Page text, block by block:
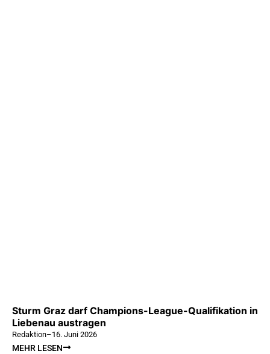
Sturm Graz darf Champions-League-Qualifikation in
Liebenau austragen
Redaktion–16. Juni 2026
MEHR LESEN